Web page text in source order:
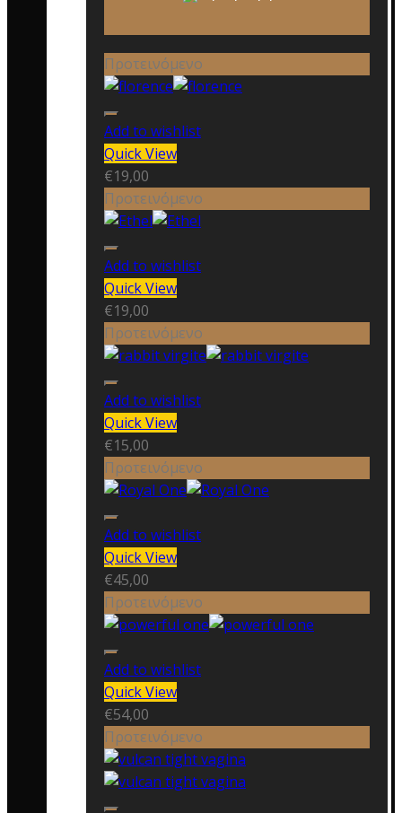
Προτεινόμενο
Add to wishlist
Quick View
€19,00
Προτεινόμενο
Add to wishlist
Quick View
€19,00
Προτεινόμενο
Add to wishlist
Quick View
€15,00
Προτεινόμενο
Add to wishlist
Quick View
€45,00
Προτεινόμενο
Add to wishlist
Quick View
€54,00
Προτεινόμενο